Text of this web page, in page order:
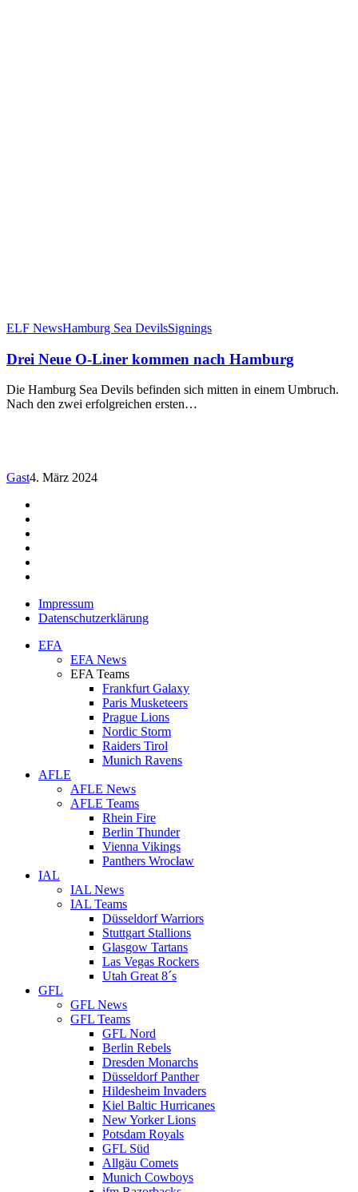
Drei
O-
Liner
kommen
nach
ELF NewsHamburg Sea DevilsSignings
Drei Neue O-Liner kommen nach Hamburg
Die Hamburg Sea Devils befinden sich mitten in einem Umbruch.
Nach den zwei erfolgreichen ersten…
Gast4. März 2024
Impressum
Datenschutzerklärung
Close
EFA
EFA News
EFA Teams
Frankfurt Galaxy
Paris Musketeers
Prague Lions
Nordic Storm
Raiders Tirol
Munich Ravens
AFLE
AFLE News
AFLE Teams
Rhein Fire
Berlin Thunder
Vienna Vikings
Panthers Wrocław
IAL
IAL News
IAL Teams
Düsseldorf Warriors
Stuttgart Stallions
Glasgow Tartans
Las Vegas Rockers
Utah Great 8´s
GFL
GFL News
GFL Teams
GFL Nord
Berlin Rebels
Dresden Monarchs
Düsseldorf Panther
Hildesheim Invaders
Kiel Baltic Hurricanes
New Yorker Lions
Potsdam Royals
GFL Süd
Allgäu Comets
Munich Cowboys